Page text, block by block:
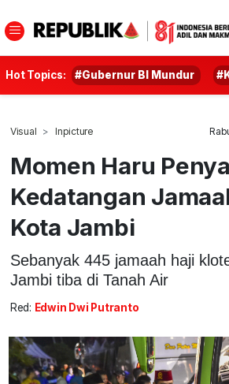
Hot Topics: #Gubernur BI Mundur
Visual Inpicture
Momen Haru
Kedatangan
Kota Jambi
Sebanyak 445 jamaah haji
Jambi tiba di Tanah Air
Red: Edwin Dwi Putranto